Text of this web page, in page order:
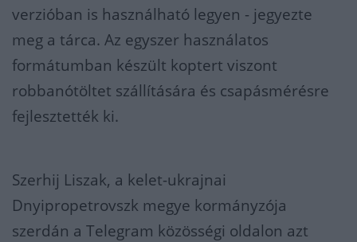
verzióban is használható legyen - jegyezte
meg a tárca. Az egyszer használatos
formátumban készült koptert viszont
robbanótöltet szállítására és csapásmérésre
fejlesztették ki.
Szerhij Liszak, a kelet-ukrajnai
Dnyipropetrovszk megye kormányzója
szerdán a Telegram közösségi oldalon azt